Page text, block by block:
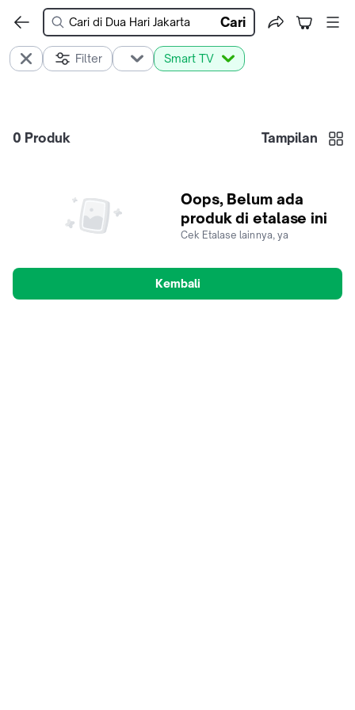
Cari
Filter Smart TV
0 Produk Tampilan
Oops, Belum ada
produk di etalase ini
Cek Etalase lainnya, ya
Kembali